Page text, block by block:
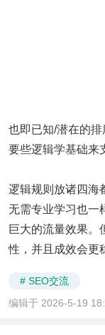
也即已知/潜在的
要些逻辑学基础来
逻辑规则放诸四海
无需专业学习也一
巨大的流量效果。
性，并且成效会更
# SEO交流
编辑于 2026-5-19